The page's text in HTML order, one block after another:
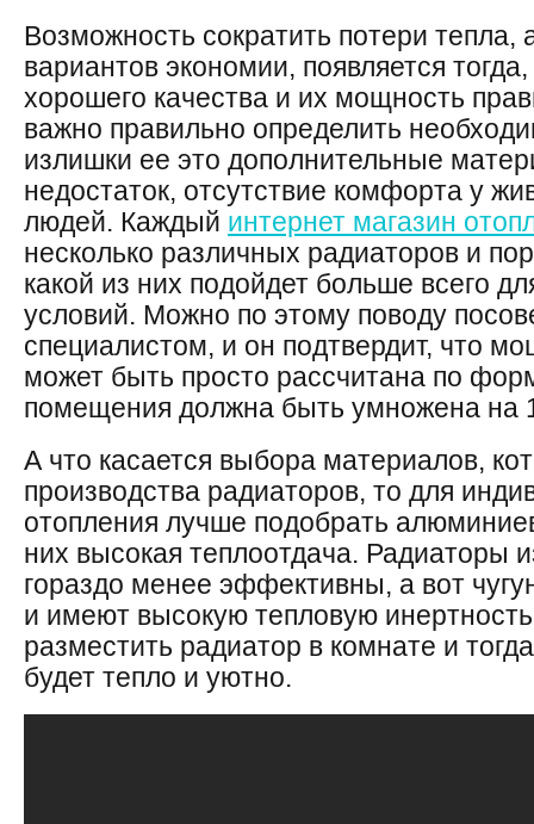
Возможность сократить потери тепла,
вариантов экономии, появляется
хорошего качества и их мощность
важно правильно определить
излишки ее это дополнительные
недостаток, отсутствие комфорта у
людей. Каждый интернет магазин
несколько различных радиаторов и
какой из них подойдет больше всего
условий. Можно по этому поводу
специалистом, и он подтвердит, что
может быть просто рассчитана по
помещения должна быть умножена на
А что касается выбора материалов,
производства радиаторов, то для
отопления лучше подобрать
них высокая теплоотдача. Радиаторы
гораздо менее эффективны, а вот
и имеют высокую тепловую
разместить радиатор в комнате и
будет тепло и уютно.